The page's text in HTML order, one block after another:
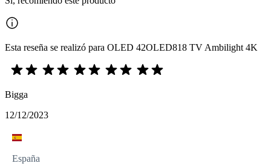
Esta reseña se realizó para OLED 42OLED818 TV Ambilight 4K
Bigga
12/12/2023
España